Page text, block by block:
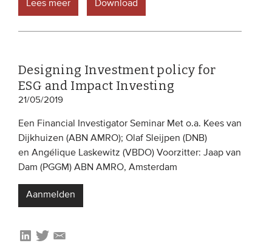
Lees meer Download
Designing Investment policy for
ESG and Impact Investing
21/05/2019
Een Financial Investigator Seminar Met o.a. Kees van
Dijkhuizen (ABN AMRO); Olaf Sleijpen (DNB)
en Angélique Laskewitz (VBDO) Voorzitter: Jaap van
Dam (PGGM) ABN AMRO, Amsterdam
Aanmelden